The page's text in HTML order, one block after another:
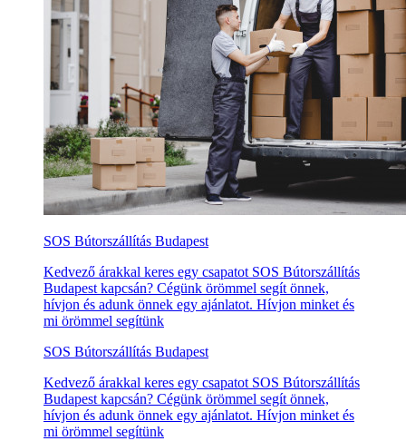
SOS Bútorszállítás Budapest
Kedvező árakkal keres egy csapatot SOS Bútorszállítás
Budapest kapcsán? Cégünk örömmel segít önnek,
hívjon és adunk önnek egy ajánlatot. Hívjon minket és
mi örömmel segítünk
SOS Bútorszállítás Budapest
Kedvező árakkal keres egy csapatot SOS Bútorszállítás
Budapest kapcsán? Cégünk örömmel segít önnek,
hívjon és adunk önnek egy ajánlatot. Hívjon minket és
mi örömmel segítünk